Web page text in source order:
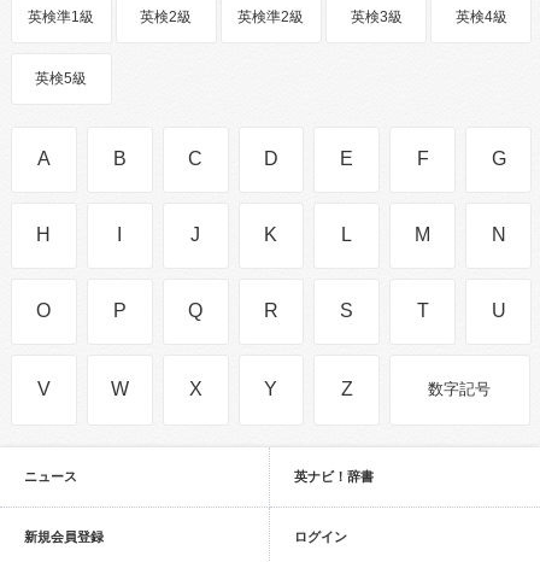
英検準1級 英検2級 英検準2級 英検3級 英検4級
英検5級
A B C D E F G
H J K L M N
O P Q R S T U
V W X Y Z 数字記号
ニュース 英ナビ！辞書
新規会員登録 ログイン